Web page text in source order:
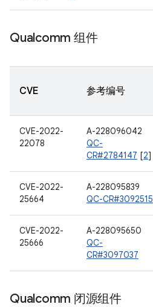
Qualcomm 组件
CVE 参考编号
CVE-2022-
22078
A-228096042
QC-
CR#2784147 [2]
CVE-2022-
25664
A-228095839
QC-CR#3092515
CVE-2022-
25666
A-228095650
QC-
CR#3097037
Qualcomm 闭源组件